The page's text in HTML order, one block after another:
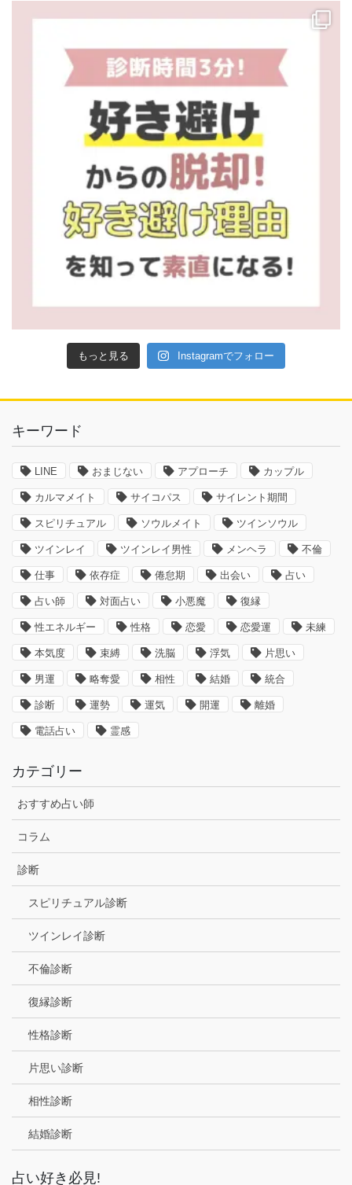
もっと見る Instagramでフォロー
キーワード
LINE おまじない アプローチ カップル
カルマメイト サイコパス サイレント期間
スピリチュアル ソウルメイト ツインソウル
ツインレイ ツインレイ男性 メンヘラ 不倫
仕事 依存症 倦怠期 出会い 占い
占い師 対面占い 小悪魔 復縁
性エネルギー 性格 恋愛 恋愛運 未練
本気度 束縛 洗脳 浮気 片思い
男運 略奪愛 相性 結婚 統合
診断 運勢 運気 開運 離婚
電話占い 霊感
カテゴリー
おすすめ占い師
コラム
診断
スピリチュアル診断
ツインレイ診断
不倫診断
復縁診断
性格診断
片思い診断
相性診断
結婚診断
占い好き必見!